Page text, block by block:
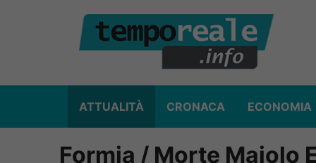
ATTUALITÀ CRONACA ECONOMIA
Formia / Morte Maiolo